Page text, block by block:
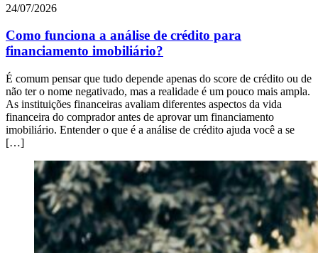
24/07/2026
Como funciona a análise de crédito para
financiamento imobiliário?
É comum pensar que tudo depende apenas do score de crédito ou de
não ter o nome negativado, mas a realidade é um pouco mais ampla.
As instituições financeiras avaliam diferentes aspectos da vida
financeira do comprador antes de aprovar um financiamento
imobiliário. Entender o que é a análise de crédito ajuda você a se
[…]